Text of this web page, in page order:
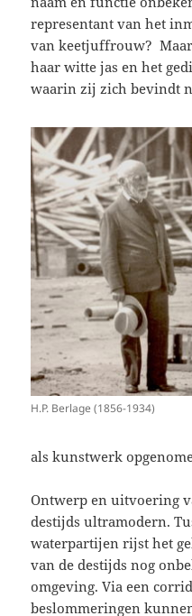
representant van het
van keetjuffrouw?
haar witte jas en het
waarin zij zich bevindt
H.P. Berlage (1856-1934)
als kunstwerk
Ontwerp en uitvoering
destijds ultramodern.
waterpartijen rijst het
van de destijds nog
omgeving. Via een
beslommeringen